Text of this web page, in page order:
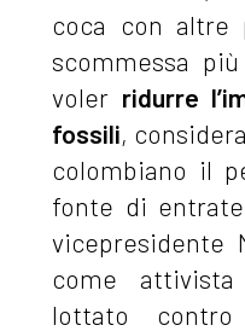
coca con altre
scommessa
voler ridurre
fossili,
colombiano il
fonte di
vicepresidente
come attivista
lottato contro